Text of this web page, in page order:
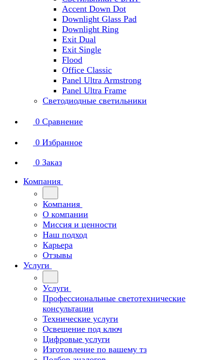
Accent Down Dot
Downlight Glass Pad
Downlight Ring
Exit Dual
Exit Single
Flood
Office Classic
Panel Ultra Armstrong
Panel Ultra Frame
Светодиодные светильники
0 Сравнение
0 Избранное
0 Заказ
Компания
Компания
О компании
Миссия и ценности
Наш подход
Карьера
Отзывы
Услуги
Услуги
Профессиональные светотехнические
консультации
Технические услуги
Освещение под ключ
Цифровые услуги
Изготовление по вашему тз